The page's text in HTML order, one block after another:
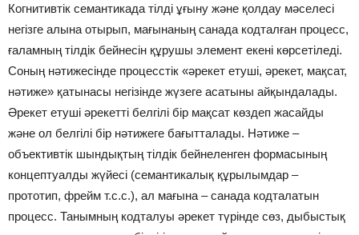
Когнитивтік семантикада тілді ұғыну және қолдау мәселесі
негізге алына отырып, мағынаның санада кодталған процесс,
ғаламның тілдік бейнесін құрушы элемент екені көрсетіледі.
Соның нәтижесінде процесстік «әрекет етуші, әрекет, мақсат,
нәтиже» қатынасы негізінде жүзеге асатыны айқындалады.
Әрекет етуші әрекетті белгілі бір мақсат көздеп жасайды
және ол белгілі бір нәтижеге бағытталады. Нәтиже –
объективтік шындықтың тілдік бейнеленген формасының
концептуалды жүйесі (семантикалық құрылымдар –
прототип, фрейм т.с.с.), ал мағына – санада кодталатын
процесс. Танымның кодталуы әрекет түрінде сөз, дыбыстық